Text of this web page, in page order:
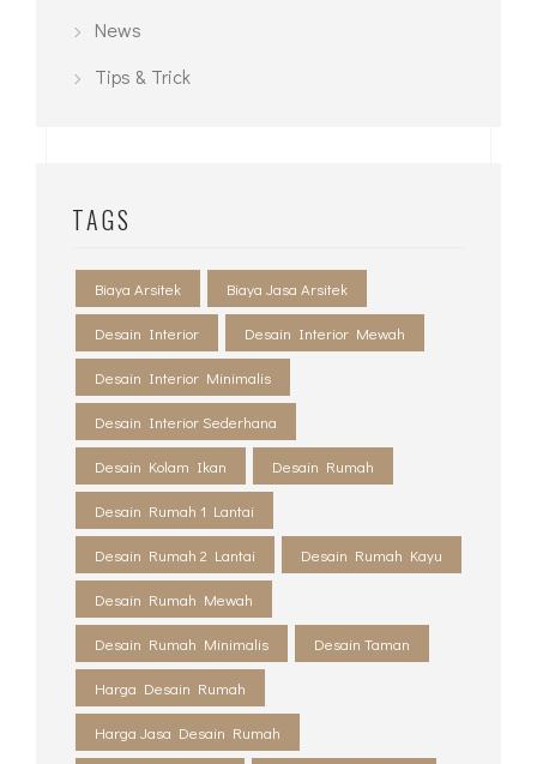
News
Tips & Trick
TAGS
Biaya Arsitek Biaya Jasa Arsitek
Desain Interior Desain Interior Mewah
Desain Interior Minimalis
Desain Interior Sederhana
Desain Kolam Ikan Desain Rumah
Desain Rumah 1 Lantai
Desain Rumah 2 Lantai Desain Rumah Kayu
Desain Rumah Mewah
Desain Rumah Minimalis Desain Taman
Harga Desain Rumah
Harga Jasa Desain Rumah